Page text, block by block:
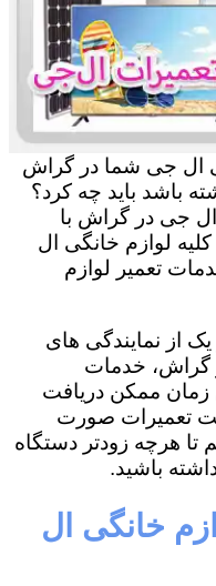
ال جی شما در گراش
باشد باید چه کرد؟
ال جی در گراش با
کلیه لوازم خانگی ال
تعمیر لوازم
از نمایندگی های
گراش، خدمات
زمان ممکن دریافت
تعمیرات صورت
تا هرچه زودتر دستگاه
باشید.
خانگی ال